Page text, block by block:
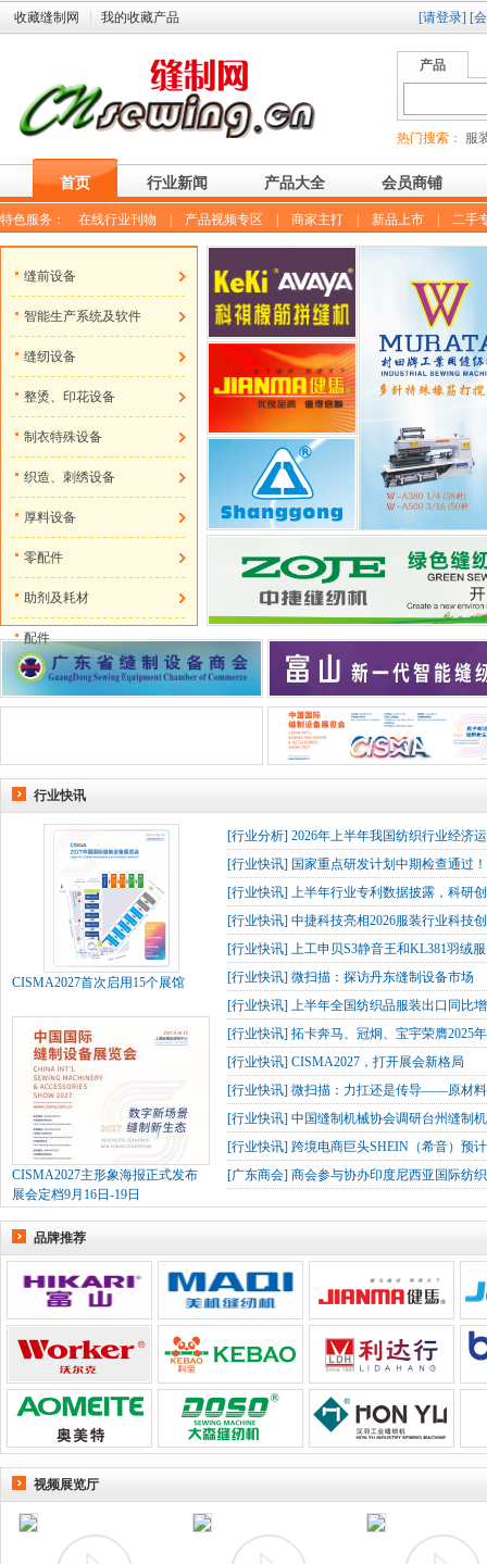
收藏缝制网 我的收藏产品 [请登录] [
产品
热门搜索： 服
首页 行业新闻 产品大全 会员商铺
特色服务： 在线行业刊物 产品视频专区 商家主打 新品上市 二手
缝前设备
智能生产系统及软件
缝纫设备
整烫、印花设备
制衣特殊设备
织造、刺绣设备
厚料设备
零配件
助剂及耗材
配件
行业快讯
CISMA2027首次启用15个展馆
CISMA2027主形象海报正式发布
展会定档9月16日-19日
[行业分析] 2026年上半年我国纺织行业经济
[行业快讯] 国家重点研发计划中期检查通过
[行业快讯] 上半年行业专利数据披露，科研
[行业快讯] 中捷科技亮相2026服装行业科技
[行业快讯] 上工申贝S3静音王和KL381羽绒
[行业快讯] 微扫描：探访丹东缝制设备市场
[行业快讯] 上半年全国纺织品服装出口同比
[行业快讯] 拓卡奔马、冠炯、宝宇荣膺2025
[行业快讯] CISMA2027，打开展会新格局
[行业快讯] 微扫描：力扛还是传导——原材
[行业快讯] 中国缝制机械协会调研台州缝制
[行业快讯] 跨境电商巨头SHEIN（希音）预
[广东商会] 商会参与协办印度尼西亚国际纺
品牌推荐
视频展览厅